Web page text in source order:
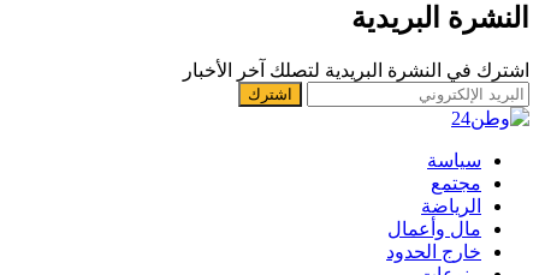
النشرة البريدية
اشترك في النشرة البريدية لتصلك آخر الأخبار
سياسة
مجتمع
الرياضة
مال وأعمال
خارج الحدود